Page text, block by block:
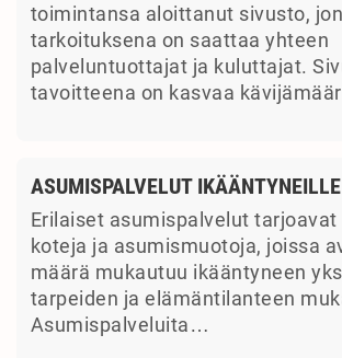
toimintansa aloittanut sivusto,
tarkoituksena on saattaa yhteen
palveluntuottajat ja kuluttajat.
tavoitteena on kasvaa
ASUMISPALVELUT IKÄÄNTYNEILLE
Erilaiset asumispalvelut
koteja ja asumismuotoja, joissa
määrä mukautuu ikääntyneen
tarpeiden ja elämäntilanteen
Asumispalveluita…